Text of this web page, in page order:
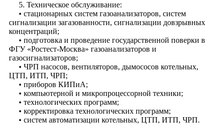
5. Техническое обслуживание:
• стационарных систем газоанализаторов, систем
сигнализации загазованности, сигнализации довзрывных
концентраций;
• подготовка и проведение государственной поверки в
ФГУ «Ростест-Москва» газоанализаторов и
газосигнализаторов;
• ЧРП насосов, вентиляторов, дымососов котельных,
ЦТП, ИТП, ЧРП;
• приборов КИПиА;
• компьютерной и микропроцессорной техники;
• технологических программ;
• корректировка технологических программ;
• систем автоматизации котельных, ЦТП, ИТП, ЧРП.